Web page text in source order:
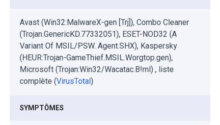
Avast (Win32:MalwareX-gen [Trj]), Combo Cleaner
(Trojan.GenericKD.77332051), ESET-NOD32 (A
Variant Of MSIL/PSW. Agent.SHX), Kaspersky
(HEUR:Trojan-GameThief.MSIL.Worgtop.gen),
Microsoft (Trojan:Win32/Wacatac.B!ml) , liste
complète (VirusTotal)
SYMPTÔMES